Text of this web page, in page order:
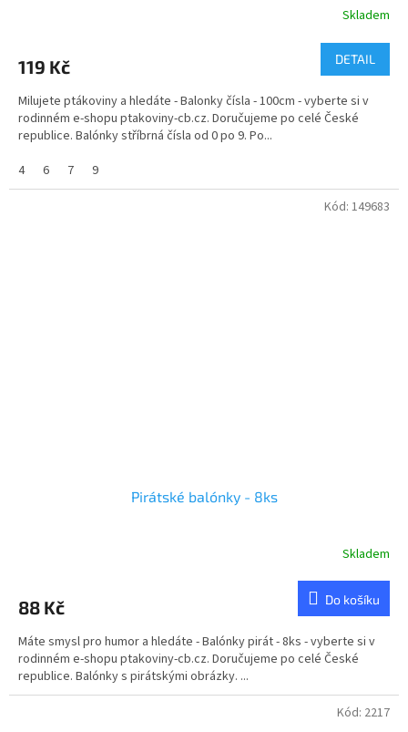
Skladem
119 Kč DETAIL
Milujete ptákoviny a hledáte - Balonky čísla - 100cm - vyberte si v
rodinném e-shopu ptakoviny-cb.cz. Doručujeme po celé České
republice. Balónky stříbrná čísla od 0 po 9. Po...
4
6 7 9
Pirátské balónky - 8ks
Skladem
88 Kč Do košíku
Máte smysl pro humor a hledáte - Balónky pirát - 8ks - vyberte si v
rodinném e-shopu ptakoviny-cb.cz. Doručujeme po celé České
republice. Balónky s pirátskými obrázky. ...
Kód: 149683
Kód: 2217